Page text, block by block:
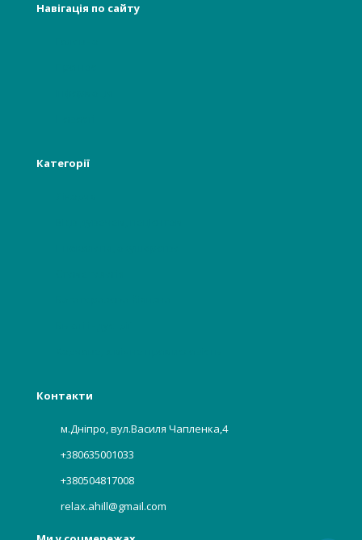
Навігація по сайту
Категорії
Контакти
м.Дніпро, вул.Василя Чапленка,4
+380635001033
+380504817008
relax.ahill@gmail.com